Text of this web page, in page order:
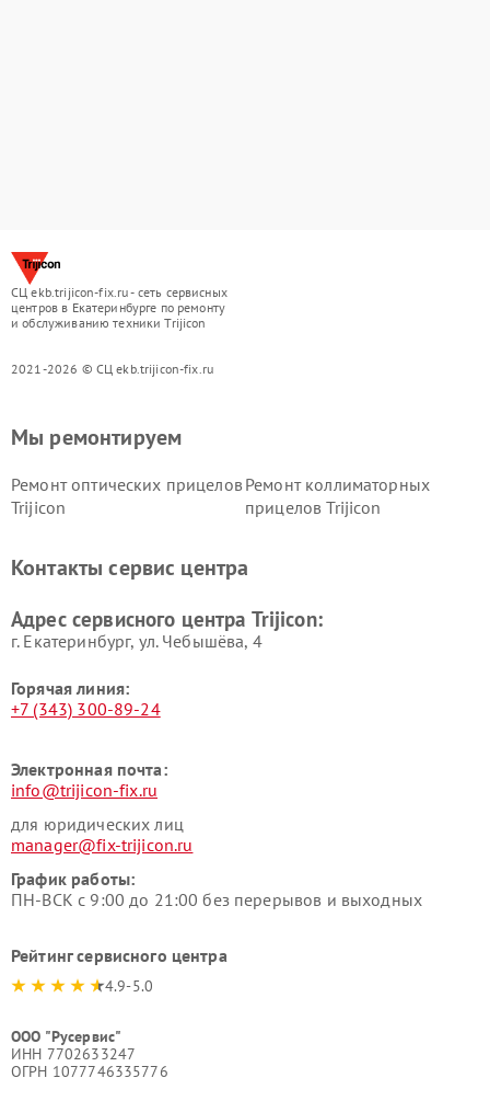
СЦ ekb.trijicon-fix.ru - сеть сервисных
центров в Екатеринбурге по ремонту
и обслуживанию техники Trijicon
2021-2026 © СЦ ekb.trijicon-fix.ru
Мы ремонтируем
Ремонт оптических прицелов
Trijicon
Ремонт коллиматорных
прицелов Trijicon
Контакты сервис центра
Адрес сервисного центра Trijicon:
г. Екатеринбург, ул. Чебышёва, 4
Горячая линия:
+7 (343) 300-89-24
Электронная почта:
info@trijicon-fix.ru
для юридических лиц
manager@fix-trijicon.ru
График работы:
ПН-ВСК с 9:00 до 21:00 без перерывов и выходных
Рейтинг сервисного центра
4.9-5.0
ООО "Русервис"
ИНН 7702633247
ОГРН 1077746335776